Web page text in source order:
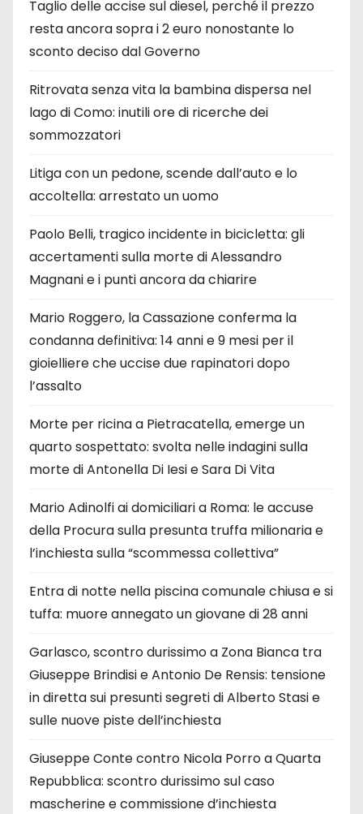
Taglio delle accise sul diesel, perché il prezzo
resta ancora sopra i 2 euro nonostante lo
sconto deciso dal Governo
Ritrovata senza vita la bambina dispersa nel
lago di Como: inutili ore di ricerche dei
sommozzatori
Litiga con un pedone, scende dall’auto e lo
accoltella: arrestato un uomo
Paolo Belli, tragico incidente in bicicletta: gli
accertamenti sulla morte di Alessandro
Magnani e i punti ancora da chiarire
Mario Roggero, la Cassazione conferma la
condanna definitiva: 14 anni e 9 mesi per il
gioielliere che uccise due rapinatori dopo
l’assalto
Morte per ricina a Pietracatella, emerge un
quarto sospettato: svolta nelle indagini sulla
morte di Antonella Di Iesi e Sara Di Vita
Mario Adinolfi ai domiciliari a Roma: le accuse
della Procura sulla presunta truffa milionaria e
l’inchiesta sulla “scommessa collettiva”
Entra di notte nella piscina comunale chiusa e si
tuffa: muore annegato un giovane di 28 anni
Garlasco, scontro durissimo a Zona Bianca tra
Giuseppe Brindisi e Antonio De Rensis: tensione
in diretta sui presunti segreti di Alberto Stasi e
sulle nuove piste dell’inchiesta
Giuseppe Conte contro Nicola Porro a Quarta
Repubblica: scontro durissimo sul caso
mascherine e commissione d’inchiesta